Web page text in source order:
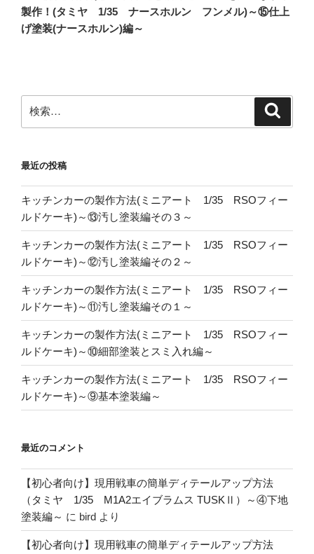
ナ
ビ
ョ
投
稿
製作！(タミヤ 1/35 ナースホルン フンメル)～⑮仕上
げ塗装(ナースホルン)編～
索:
最近の投稿
キッチンカーの製作方法(ミニアート 1/35 RSOフィー
ルドケーキ)～⑬汚し塗装編その３～
キッチンカーの製作方法(ミニアート 1/35 RSOフィー
ルドケーキ)～⑫汚し塗装編その２～
キッチンカーの製作方法(ミニアート 1/35 RSOフィー
ルドケーキ)～⑪汚し塗装編その１～
キッチンカーの製作方法(ミニアート 1/35 RSOフィー
ルドケーキ)～⑩細部塗装とスミ入れ編～
キッチンカーの製作方法(ミニアート 1/35 RSOフィー
ルドケーキ)～⑨基本塗装編～
最近のコメント
【初心者向け】現用戦車の簡単ディテールアップ方法
（タミヤ 1/35 M1A2エイブラムス TUSKⅡ）～④下地
塗装編～ に bird より
【初心者向け】現用戦車の簡単ディテールアップ方法